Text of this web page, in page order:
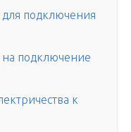
подключения
подключение
к